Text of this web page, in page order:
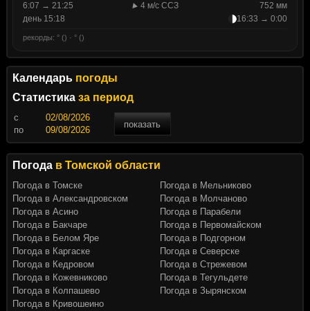
6:07 → 21:25
4 м/с ССЗ
752 мм
день 15:18
16:33 → 0:00
рекорды: ° () · ° ()
Календарь погоды
Статистика за период
c
показать
по
Погода в Томской области
Погода в Томске
Погода в Александровском
Погода в Асино
Погода в Бакчаре
Погода в Белом Яре
Погода в Каргаске
Погода в Кедровом
Погода в Кожевниково
Погода в Колпашево
Погода в Кривошеино
Погода в Мельниково
Погода в Молчаново
Погода в Парабели
Погода в Первомайском
Погода в Подгорном
Погода в Северске
Погода в Стрежевом
Погода в Тегульдете
Погода в Зырянском